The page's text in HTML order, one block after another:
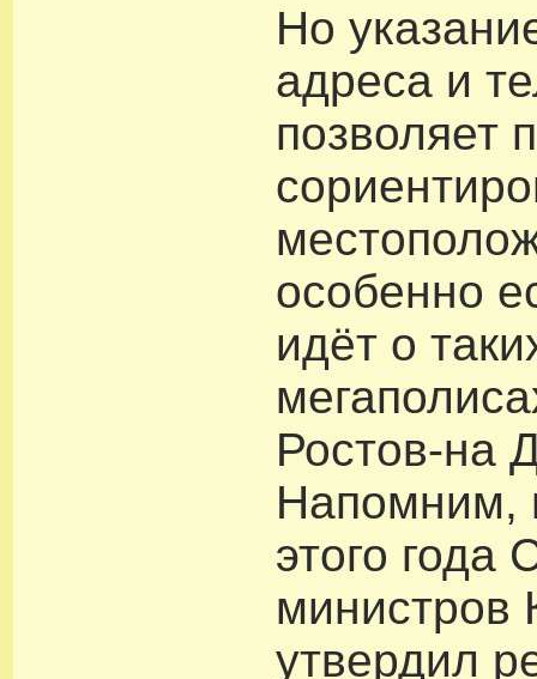
Но
адреса и
позволяет
особенно
идёт о
Ростов-на
Напомним,
этого года
министров
утвердил